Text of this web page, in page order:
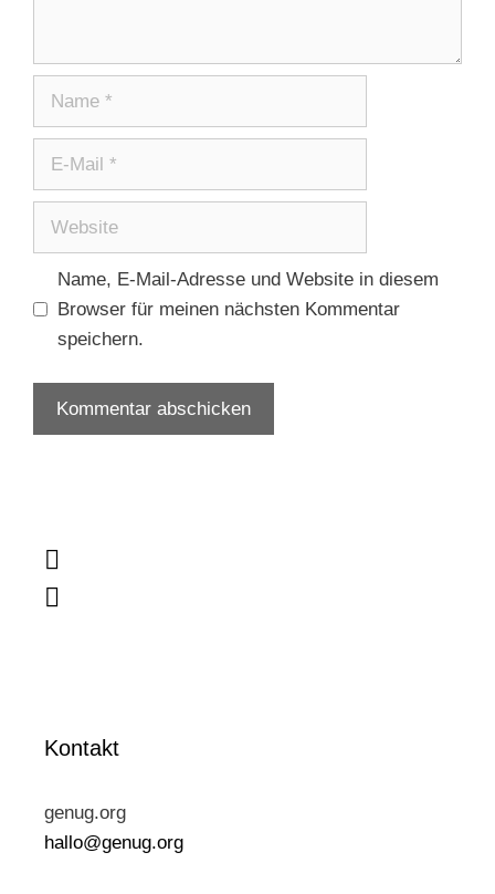
Name
Website
Name, E-Mail-Adresse und Website in diesem
Browser für meinen nächsten Kommentar
speichern.


Kontakt
genug.org
hallo@genug.org